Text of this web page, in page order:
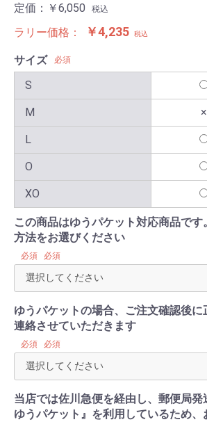
定価： ￥6,050 税込
ラリー価格： ￥4,235 税込
サイズ 必須
S
M ×
L
O
XO
この商品はゆうパケット対応商品で
方法をお選びください
必須 必須
ゆうパケットの場合、ご注文確認後に
連絡させていただきます
必須 必須
当店では佐川急便を経由し、郵便局発
ゆうパケット』を利用しているため